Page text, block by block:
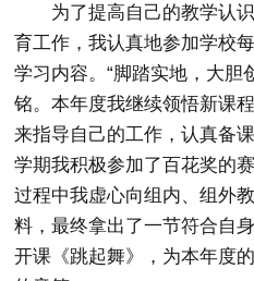
为了提高自己的教学认
育工作，我认真地参加学校
学习内容。“脚踏实地，大胆
铭。本年度我继续领悟新课
来指导自己的工作，认真备
学期我积极参加了百花奖的
过程中我虚心向组内、组外
料，最终拿出了一节符合自
开课《跳起舞》，为本年度